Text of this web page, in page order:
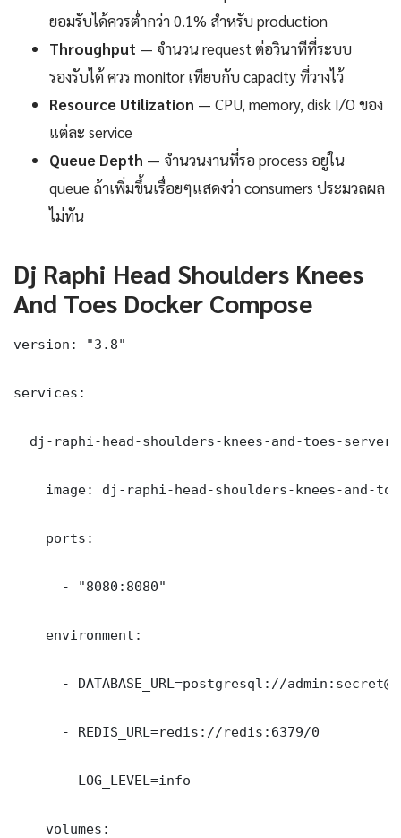
ยอมรับได้ควรต่ำกว่า 0.1% สำหรับ production
Throughput — จำนวน request ต่อวินาทีที่ระบบ
รองรับได้ ควร monitor เทียบกับ capacity ที่วางไว้
Resource Utilization — CPU, memory, disk I/O ของ
แต่ละ service
Queue Depth — จำนวนงานที่รอ process อยู่ใน
queue ถ้าเพิ่มขึ้นเรื่อยๆแสดงว่า consumers ประมวลผล
ไม่ทัน
Dj Raphi Head Shoulders Knees
And Toes Docker Compose
version: "3.8"
services:
  dj-raphi-head-shoulders-knees-and-toes-server:
image: dj-raphi-head-shoulders-knees-and-
    ports:
      - "8080:8080"
    environment:
- DATABASE_URL=postgresql://
      - REDIS_URL=redis://redis:6379/0
      - LOG_LEVEL=info
    volumes: